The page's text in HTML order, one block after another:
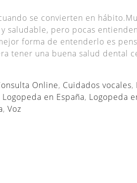
se convierten en
saludable, pero pocas
forma de entenderlo es
tener una buena salud dental
Online, Cuidados vocales,
Logopeda en España, Logopeda
, Voz